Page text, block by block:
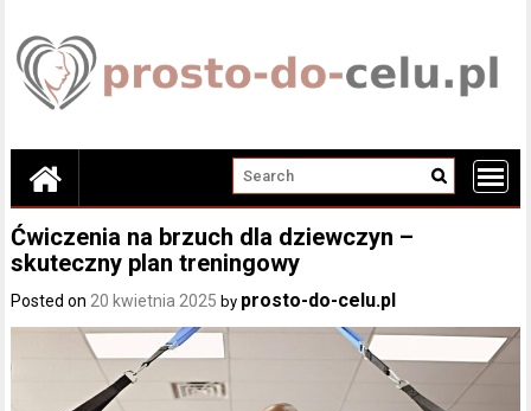
content
Ćwiczenia na brzuch dla dziewczyn –
skuteczny plan treningowy
Posted on20 kwietnia 2025 by prosto-do-celu.pl